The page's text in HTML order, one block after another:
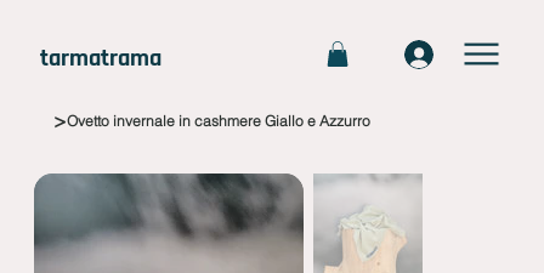
tarmatrama
>Ovetto invernale in cashmere Giallo e Azzurro